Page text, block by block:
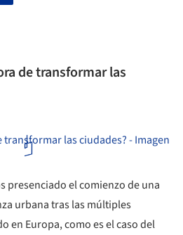
de transformar las
presenciado el comienzo de una
urbana tras las múltiples
en Europa, como es el caso del